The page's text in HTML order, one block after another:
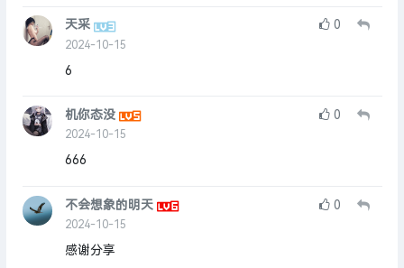
天采
2024-10-15
0
6
机你态没
2024-10-15
0
666
不会想象的明天
2024-10-15
0
感谢分享